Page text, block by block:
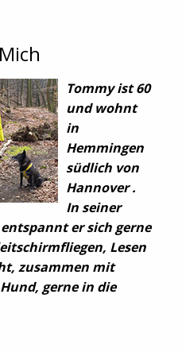
Tommy ist 60
und wohnt
in
Hemmingen
südlich von
Hannover .
In seiner
er sich gerne
Lesen
zusammen mit
gerne in die